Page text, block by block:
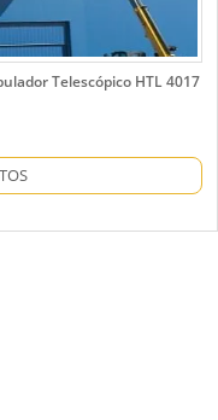
Telescópico HTL 4017